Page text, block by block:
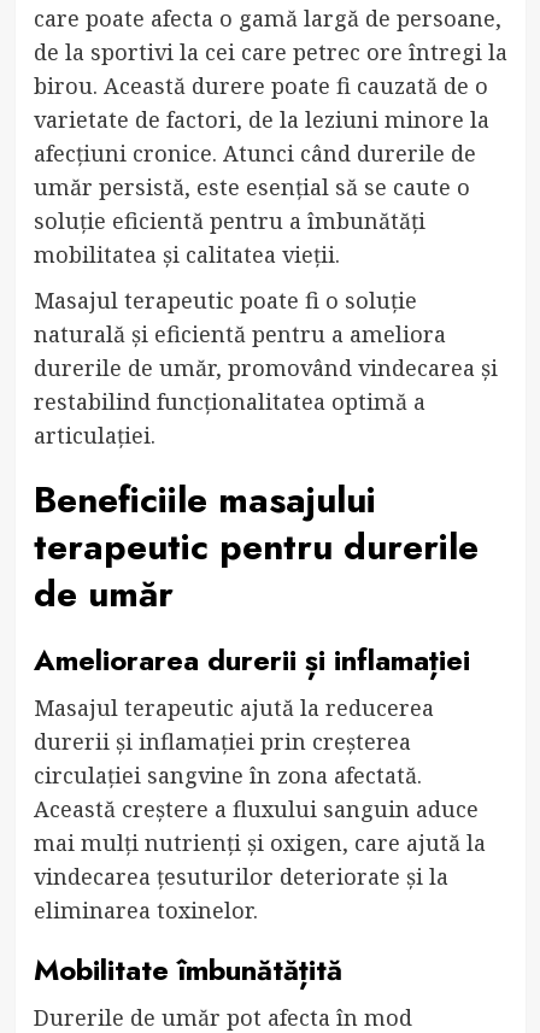
care poate afecta o gamă largă de persoane,
de la sportivi la cei care petrec ore întregi la
birou. Această durere poate fi cauzată de o
varietate de factori, de la leziuni minore la
afecțiuni cronice. Atunci când durerile de
umăr persistă, este esențial să se caute o
soluție eficientă pentru a îmbunătăți
mobilitatea și calitatea vieții.
Masajul terapeutic poate fi o soluție
naturală și eficientă pentru a ameliora
durerile de umăr, promovând vindecarea și
restabilind funcționalitatea optimă a
articulației.
Beneficiile masajului
terapeutic pentru durerile
de umăr
Ameliorarea durerii și inflamației
Masajul terapeutic ajută la reducerea
durerii și inflamației prin creșterea
circulației sangvine în zona afectată.
Această creștere a fluxului sanguin aduce
mai mulți nutrienți și oxigen, care ajută la
vindecarea țesuturilor deteriorate și la
eliminarea toxinelor.
Mobilitate îmbunătățită
Durerile de umăr pot afecta în mod